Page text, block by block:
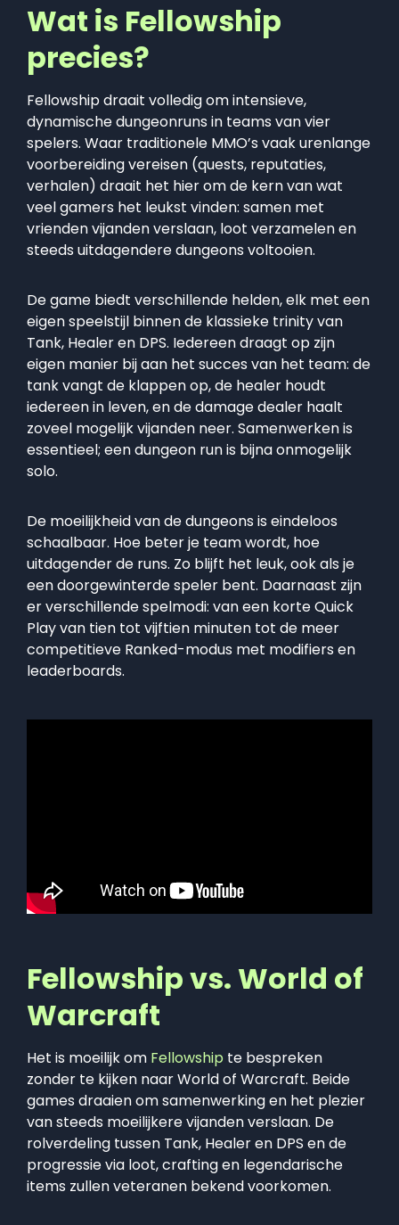
Wat is Fellowship
precies?
Fellowship draait volledig om intensieve,
dynamische dungeonruns in teams van vier
spelers. Waar traditionele MMO’s vaak urenlange
voorbereiding vereisen (quests, reputaties,
verhalen) draait het hier om de kern van wat
veel gamers het leukst vinden: samen met
vrienden vijanden verslaan, loot verzamelen en
steeds uitdagendere dungeons voltooien.
De game biedt verschillende helden, elk met een
eigen speelstijl binnen de klassieke trinity van
Tank, Healer en DPS. Iedereen draagt op zijn
eigen manier bij aan het succes van het team: de
tank vangt de klappen op, de healer houdt
iedereen in leven, en de damage dealer haalt
zoveel mogelijk vijanden neer. Samenwerken is
essentieel; een dungeon run is bijna onmogelijk
solo.
De moeilijkheid van de dungeons is eindeloos
schaalbaar. Hoe beter je team wordt, hoe
uitdagender de runs. Zo blijft het leuk, ook als je
een doorgewinterde speler bent. Daarnaast zijn
er verschillende spelmodi: van een korte Quick
Play van tien tot vijftien minuten tot de meer
competitieve Ranked-modus met modifiers en
leaderboards.
Fellowship vs. World of
Warcraft
Het is moeilijk om Fellowship te bespreken
zonder te kijken naar World of Warcraft. Beide
games draaien om samenwerking en het plezier
van steeds moeilijkere vijanden verslaan. De
rolverdeling tussen Tank, Healer en DPS en de
progressie via loot, crafting en legendarische
items zullen veteranen bekend voorkomen.